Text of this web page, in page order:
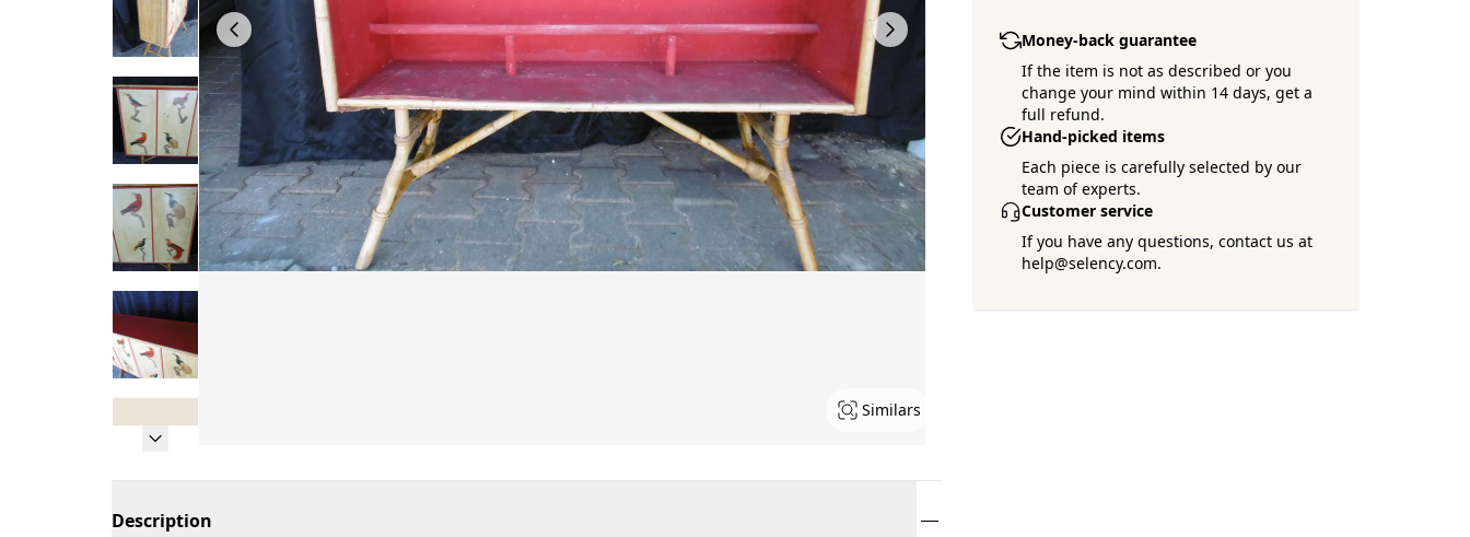
Similars
Money-back guarantee
If the item is not as described or you
change your mind within 14 days, get a
full refund.
Hand-picked items
Each piece is carefully selected by our
team of experts.
Customer service
If you have any questions, contact us at
help@selency.com.
Description